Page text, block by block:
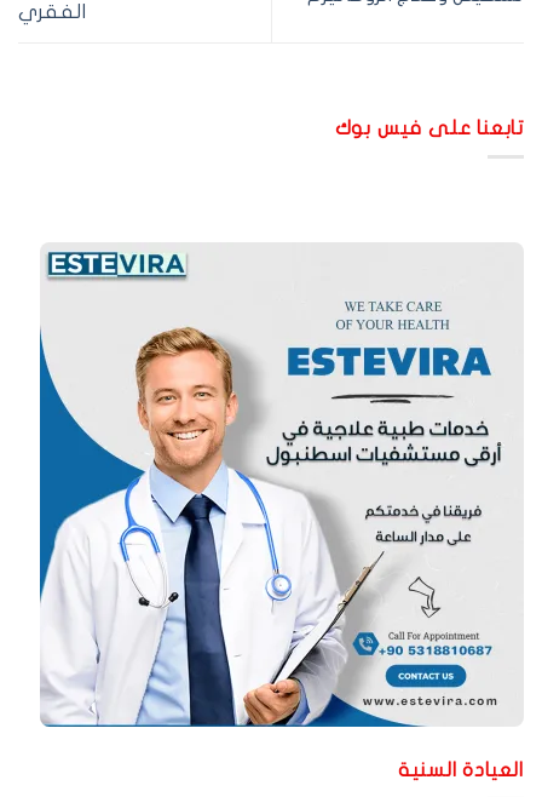
الفقري
على فيس بوك
السنية